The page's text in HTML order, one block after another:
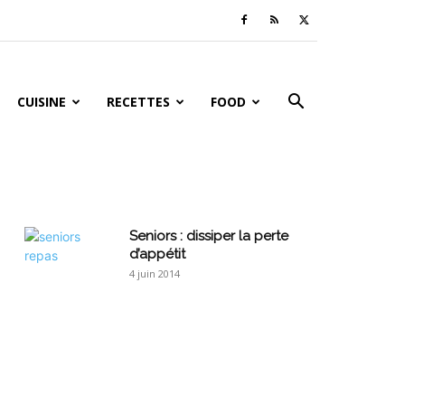
CUISINE RECETTES FOOD
Seniors : dissiper la perte
d’appétit
4 juin 2014